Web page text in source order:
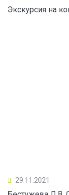
Экскурсия на
29.11.2021